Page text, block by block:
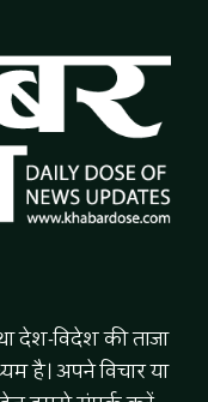
देश-विदेश की ताजा
है। अपने विचार या